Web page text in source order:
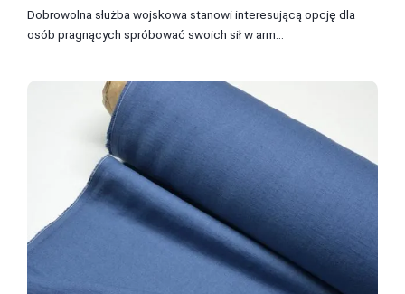
Dobrowolna służba wojskowa stanowi interesującą opcję dla
osób pragnących spróbować swoich sił w arm...